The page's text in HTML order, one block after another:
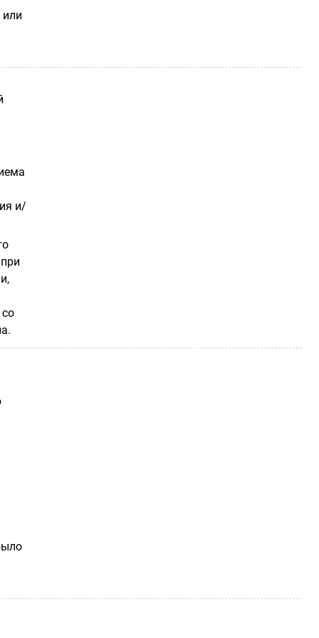
или
и/